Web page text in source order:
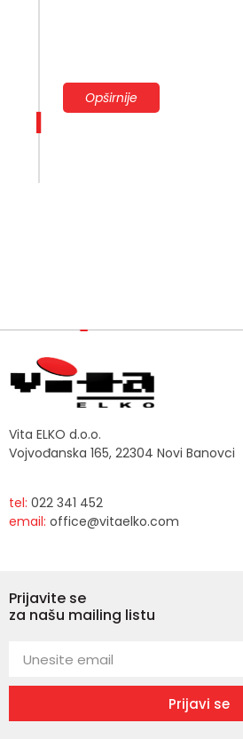
Opširnije
Opširnije
Vita ELKO d.o.o.
Vojvođanska 165, 22304 Novi Banovci
tel: 022 341 452
email: office@vitaelko.com
Prijavite se
za našu mailing listu
Prijavi se